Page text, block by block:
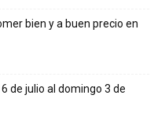
bien y a buen precio en
de julio al domingo 3 de